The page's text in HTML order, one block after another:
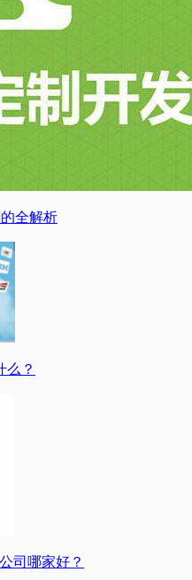
全解析
么？
司哪家好？